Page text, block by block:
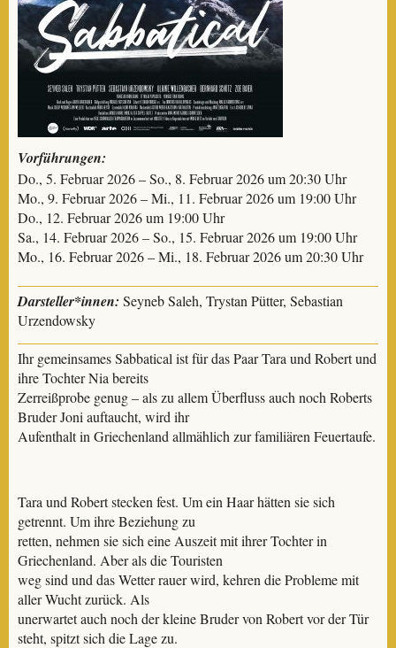
Vorführungen:
Do., 5. Februar 2026 – So., 8. Februar 2026 um 20:30 Uhr
Mo., 9. Februar 2026 – Mi., 11. Februar 2026 um 19:00 Uhr
Do., 12. Februar 2026 um 19:00 Uhr
Sa., 14. Februar 2026 – So., 15. Februar 2026 um 19:00 Uhr
Mo., 16. Februar 2026 – Mi., 18. Februar 2026 um 20:30 Uhr
Darsteller*innen: Seyneb Saleh, Trystan Pütter, Sebastian
Urzendowsky
Ihr gemeinsames Sabbatical ist für das Paar Tara und Robert und
ihre Tochter Nia bereits
Zerreißprobe genug – als zu allem Überfluss auch noch Roberts
Bruder Joni auftaucht, wird ihr
Aufenthalt in Griechenland allmählich zur familiären Feuertaufe.
Tara und Robert stecken fest. Um ein Haar hätten sie sich
getrennt. Um ihre Beziehung zu
retten, nehmen sie sich eine Auszeit mit ihrer Tochter in
Griechenland. Aber als die Touristen
weg sind und das Wetter rauer wird, kehren die Probleme mit
aller Wucht zurück. Als
unerwartet auch noch der kleine Bruder von Robert vor der Tür
steht, spitzt sich die Lage zu.